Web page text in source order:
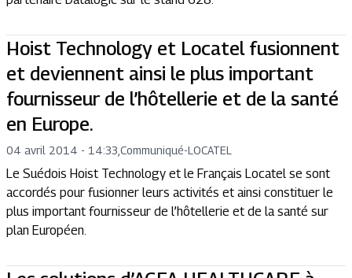
Hoist Technology et Locatel fusionnent
et deviennent ainsi le plus important
fournisseur de l’hôtellerie et de la santé
en Europe.
04 avril 2014 - 14:33 Communiqué-LOCATEL
Le Suédois Hoist Technology et le Français Locatel se sont
accordés pour fusionner leurs activités et ainsi constituer le
plus important fournisseur de l’hôtellerie et de la santé sur
plan Européen.